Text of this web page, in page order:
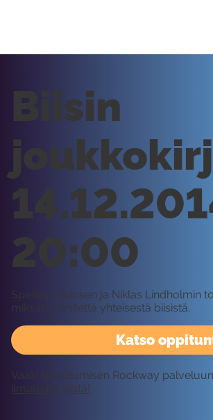
Katso
Biisin
20:00
Speedy Saarisen ja Niklas Lindholmin
miksata äänitettä yhteisestä biisistä.
Vaatii kirjautumisen Rockway
ilmaiseksi tästä!